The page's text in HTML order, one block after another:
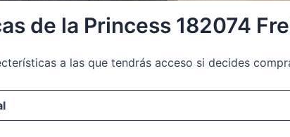
de la Princess 182074
a las que tendrás acceso si decides